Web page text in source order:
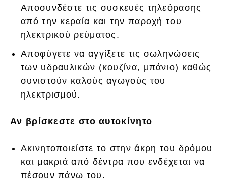
Αποσυνδέστε τις συσκευές τηλεόρασης
από την κεραία και την παροχή του
ηλεκτρικού ρεύματος.
Αποφύγετε να αγγίξετε τις σωληνώσεις
των υδραυλικών (κουζίνα, μπάνιο) καθώς
συνιστούν καλούς αγωγούς του
ηλεκτρισμού.
Αν βρίσκεστε στο αυτοκίνητο
Ακινητοποιείστε το στην άκρη του δρόμου
και μακριά από δέντρα που ενδέχεται να
πέσουν πάνω του.